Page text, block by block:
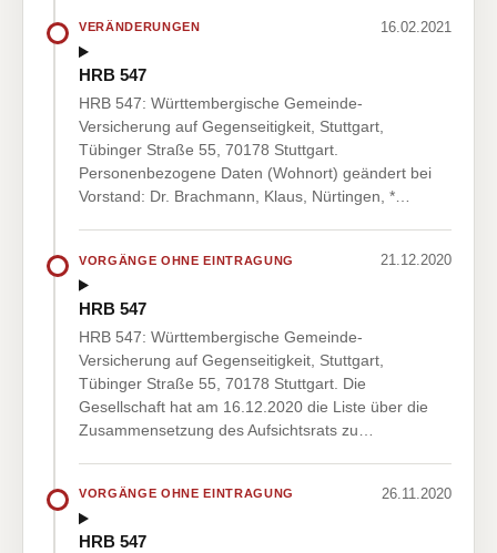
VERÄNDERUNGEN 16.02.2021
HRB 547
HRB 547: Württembergische Gemeinde-
Versicherung auf Gegenseitigkeit, Stuttgart,
Tübinger Straße 55, 70178 Stuttgart.
Personenbezogene Daten (Wohnort) geändert bei
Vorstand: Dr. Brachmann, Klaus, Nürtingen, *…
VORGÄNGE OHNE EINTRAGUNG 21.12.2020
HRB 547
HRB 547: Württembergische Gemeinde-
Versicherung auf Gegenseitigkeit, Stuttgart,
Tübinger Straße 55, 70178 Stuttgart. Die
Gesellschaft hat am 16.12.2020 die Liste über die
Zusammensetzung des Aufsichtsrats zu…
VORGÄNGE OHNE EINTRAGUNG 26.11.2020
HRB 547